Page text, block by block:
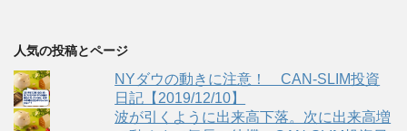
人気の投稿とページ
NYダウの動きに注意！ CAN-SLIM投資
日記【2019/12/10】
波が引くように出来高下落。次に出来高増